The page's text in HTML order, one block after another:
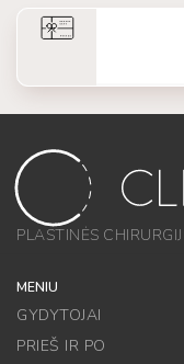
PLASTINĖS
MENIU
GYDYTOJAI
PRIEŠ IR PO